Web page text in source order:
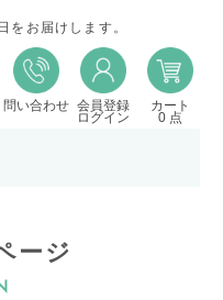
をお届けします。
問い合わせ 会員登録
ログイン
カート
0 点
ージ